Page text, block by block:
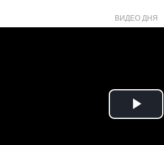
ВИДЕО ДНЯ
Play